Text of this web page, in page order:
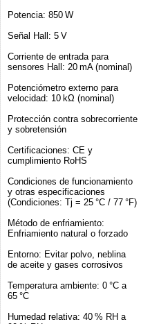
Potencia: 850 W
Señal Hall: 5 V
Corriente de entrada para
sensores Hall: 20 mA (nominal)
Potenciómetro externo para
velocidad: 10 kΩ (nominal)
Protección contra sobrecorriente
y sobretensión
Certificaciones: CE y
cumplimiento RoHS
Condiciones de funcionamiento
y otras especificaciones
(Condiciones: Tj = 25 °C / 77 °F)
Método de enfriamiento:
Enfriamiento natural o forzado
Entorno: Evitar polvo, neblina
de aceite y gases corrosivos
Temperatura ambiente: 0 °C a
65 °C
Humedad relativa: 40 % RH a